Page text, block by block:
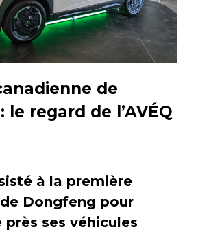
de
le regard de l’AVÉQ
à la première
Dongfeng pour
près ses véhicules